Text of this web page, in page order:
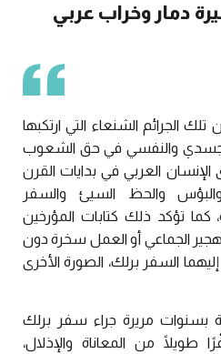
دمار وخراب عربي
الجرائم الشنعاء التي ارتكبها
الجسدي والنفسي في حق الشعوب
الإنسان العربي في بدايات القرن
والحظ السيئ والسفر
كما تؤكد ذلك كتابات المؤرخين
الجماعي أو العمل سخرة دون
السفر برلك، الصورة الأخرى
بسنوات مريرة جراء سفر برلك
طويلًا من المعاناة والإذلال،